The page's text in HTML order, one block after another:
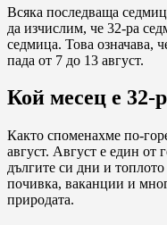
Всяка последваща
да изчислим, че 32-ра
седмица. Това означава,
пада от 7 до 13 август.
Кой месец е 32-
Както споменахме по-
август. Август е един от
дългите си дни и
почивка, ваканции и
природата.